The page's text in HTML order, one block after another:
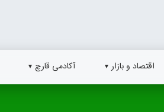
اقتصاد و بازار آکادمی قارچ